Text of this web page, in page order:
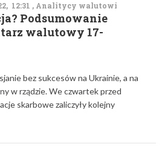
12:31 , Analitycy walutowi
Podsumowanie
walutowy 17-
bez sukcesów na Ukrainie, a na
w rządzie. We czwartek przed
skarbowe zaliczyły kolejny